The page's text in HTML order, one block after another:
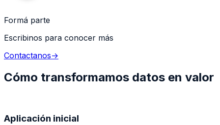
Formá parte
Escribinos para conocer más
Contactanos→
Cómo transformamos datos en valor
Aplicación inicial